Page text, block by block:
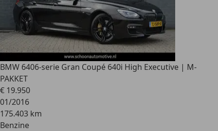
BMW 6406-serie Gran Coupé 640i High Executive | M-
PAKKET
€ 19.950
01/2016
175.403 km
Benzine